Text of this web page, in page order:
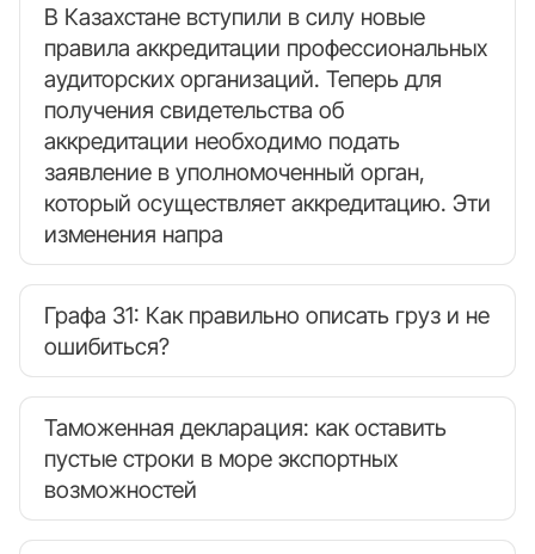
В Казахстане вступили в силу новые
правила аккредитации профессиональных
аудиторских организаций. Теперь для
получения свидетельства об
аккредитации необходимо подать
заявление в уполномоченный орган,
который осуществляет аккредитацию. Эти
изменения напра
Графа 31: Как правильно описать груз и не
ошибиться?
Таможенная декларация: как оставить
пустые строки в море экспортных
возможностей